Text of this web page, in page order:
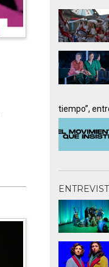
tiempo”,